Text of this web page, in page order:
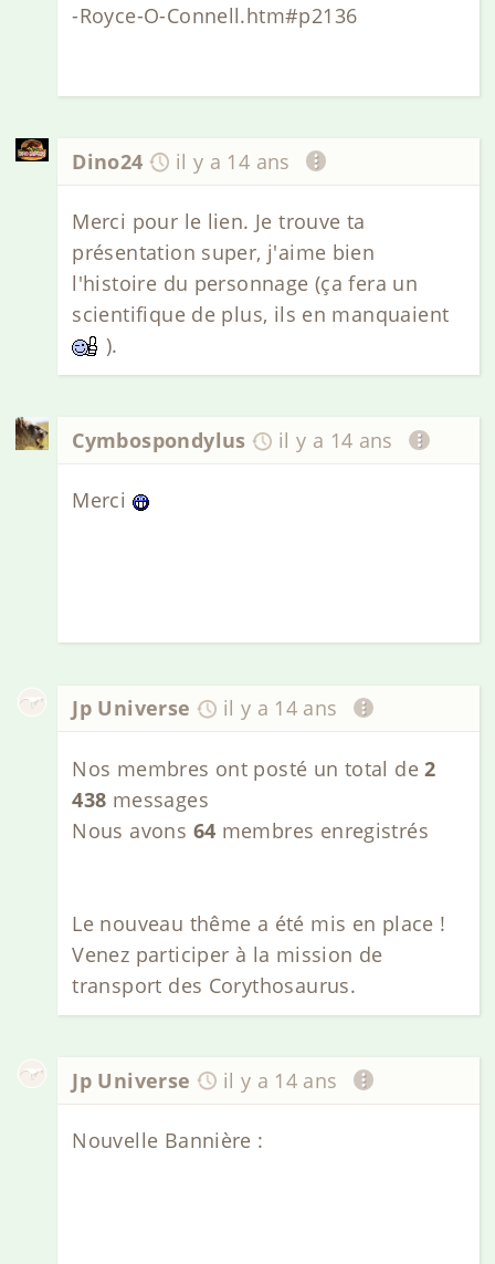
-Royce-O-Connell.htm#p2136
Dino24 il y a 14 ans
Merci pour le lien. Je trouve ta
présentation super, j'aime bien
l'histoire du personnage (ça fera un
scientifique de plus, ils en manquaient
).
Cymbospondylus il y a 14 ans
Merci
Jp Universe il y a 14 ans
Nos membres ont posté un total de 2
438 messages
Nous avons 64 membres enregistrés
Le nouveau thême a été mis en place !
Venez participer à la mission de
transport des Corythosaurus.
Jp Universe il y a 14 ans
Nouvelle Bannière :